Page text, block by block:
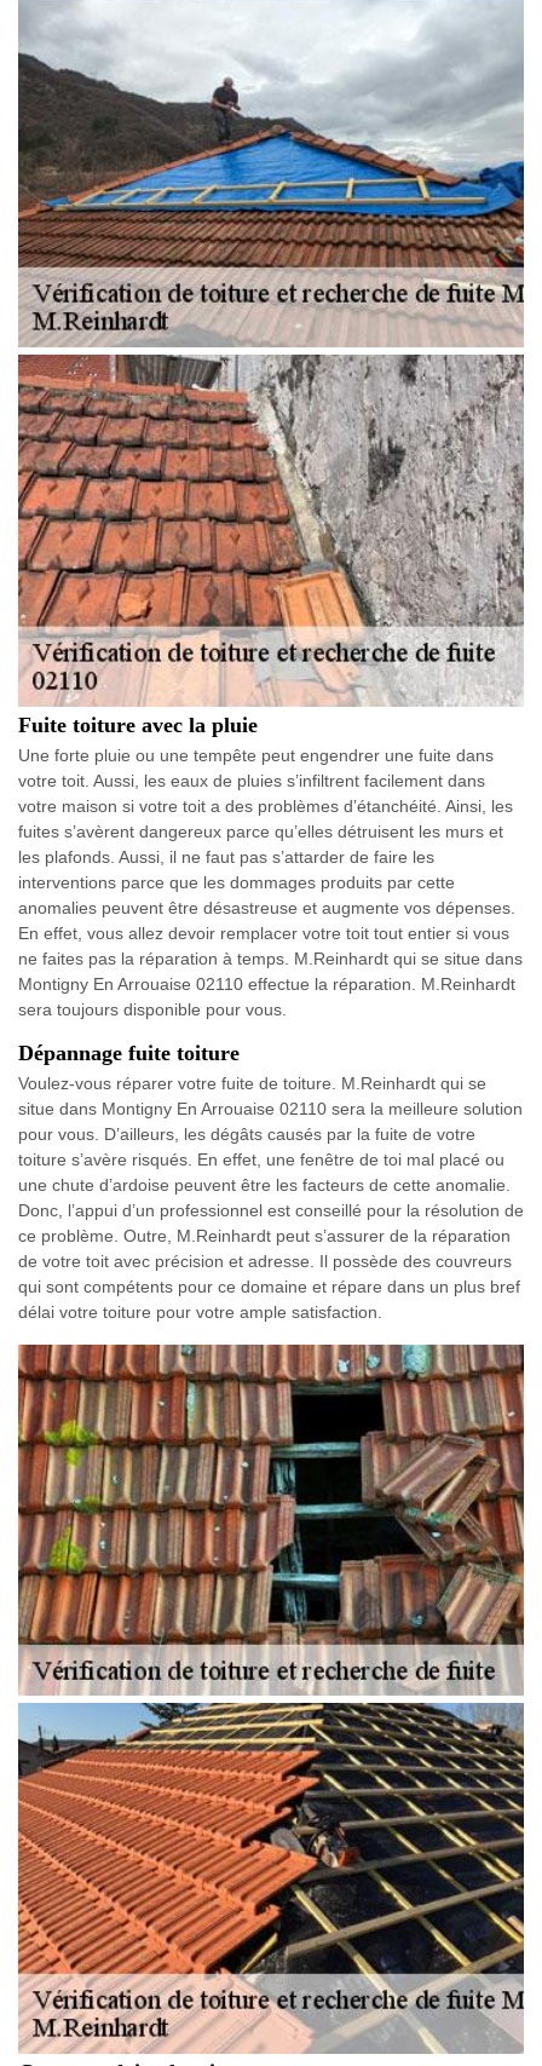
Fuite toiture avec la pluie
Une forte pluie ou une tempête peut engendrer une fuite dans
votre toit. Aussi, les eaux de pluies s’infiltrent facilement dans
votre maison si votre toit a des problèmes d’étanchéité. Ainsi, les
fuites s’avèrent dangereux parce qu’elles détruisent les murs et
les plafonds. Aussi, il ne faut pas s’attarder de faire les
interventions parce que les dommages produits par cette
anomalies peuvent être désastreuse et augmente vos dépenses.
En effet, vous allez devoir remplacer votre toit tout entier si vous
ne faites pas la réparation à temps. M.Reinhardt qui se situe dans
Montigny En Arrouaise 02110 effectue la réparation. M.Reinhardt
sera toujours disponible pour vous.
Dépannage fuite toiture
Voulez-vous réparer votre fuite de toiture. M.Reinhardt qui se
situe dans Montigny En Arrouaise 02110 sera la meilleure solution
pour vous. D’ailleurs, les dégâts causés par la fuite de votre
toiture s’avère risqués. En effet, une fenêtre de toi mal placé ou
une chute d’ardoise peuvent être les facteurs de cette anomalie.
Donc, l’appui d’un professionnel est conseillé pour la résolution de
ce problème. Outre, M.Reinhardt peut s’assurer de la réparation
de votre toit avec précision et adresse. Il possède des couvreurs
qui sont compétents pour ce domaine et répare dans un plus bref
délai votre toiture pour votre ample satisfaction.